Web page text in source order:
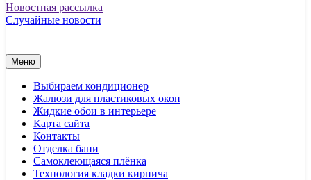
Новостная рассылка
Случайные новости
Меню
Выбираем кондиционер
Жалюзи для пластиковых окон
Жидкие обои в интерьере
Карта сайта
Контакты
Отделка бани
Самоклеющаяся плёнка
Технология кладки кирпича